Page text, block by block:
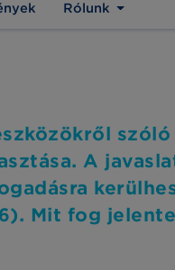
Rólunk
szóló
A
Mit fog